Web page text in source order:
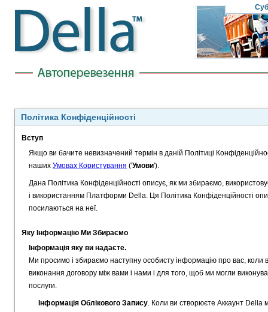
Політика Конфіденційності
Вступ
Якщо ви бачите невизначений термін в даній Політиці
наших Умовах Користування ('Умови').
Дана Політика Конфіденційності описує, як ми збираємо,
і використанням Платформи Della. Ця Політика Конфіденційності
посилаються на неї.
Яку Інформацію Ми Збираємо
Інформація яку ви надаєте.
Ми просимо і збираємо наступну особисту інформацію про вас,
виконання договору між вами і нами і для того, щоб ми могли
послуги.
Інформація Облікового Запису. Коли ви створюєте Аккаунт Della